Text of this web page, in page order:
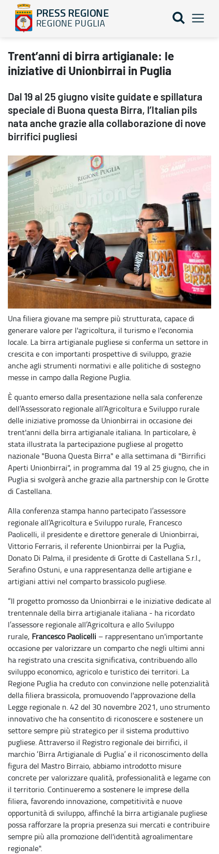
PRESS REGIONE
REGIONE PUGLIA
Trent’anni di birra artigianale: le iniziative di Unionbirrai in Puglia -
Trent’anni di birra artigianale: le
iniziative di Unionbirrai in Puglia
Dal 19 al 25 giugno visite guidate e spillatura
speciale di Buona questa Birra, l’Italian pils
nata anche grazie alla collaborazione di nove
birrifici pugliesi
Una filiera giovane ma sempre più strutturata, capace di
generare valore per l'agricoltura, il turismo e l'economia
locale. La birra artigianale pugliese si conferma un settore in
crescita e con importanti prospettive di sviluppo, grazie
anche agli strumenti normativi e alle politiche di sostegno
messe in campo dalla Regione Puglia.
È quanto emerso dalla presentazione nella sala conferenze
dell’Assessorato regionale all’Agricoltura e Sviluppo rurale
delle iniziative promosse da Unionbirrai in occasione dei
trent'anni della birra artigianale italiana. In particolare, è
stata illustrata la partecipazione pugliese al progetto
nazionale "Buona Questa Birra" e alla settimana di "Birrifici
Aperti Unionbirrai", in programma dal 19 al 25 giugno, che in
Puglia si svolgerà anche grazie alla partnership con le Grotte
di Castellana.
Alla conferenza stampa hanno partecipato l’assessore
regionale all’Agricoltura e Sviluppo rurale, Francesco
Paolicelli, il presidente e direttore generale di Unionbirrai,
Vittorio Ferraris, il referente Unionbirrai per la Puglia,
Donato Di Palma, il presidente di Grotte di Castellana S.r.l.,
Serafino Ostuni, e una rappresentanza delle artigiane e
artigiani attivi nel comparto brassicolo pugliese.
“Il progetto promosso da Unionbirrai e le iniziative dedicate al
trentennale della birra artigianale italiana - ha ricordato
l’assessore regionale all’Agricoltura e allo Sviluppo
rurale, Francesco Paolicelli – rappresentano un'importante
occasione per valorizzare un comparto che negli ultimi anni
ha registrato una crescita significativa, contribuendo allo
sviluppo economico, agricolo e turistico dei territori. La
Regione Puglia ha creduto con convinzione nelle potenzialità
della filiera brassicola, promuovendo l'approvazione della
Legge regionale n. 42 del 30 novembre 2021, uno strumento
innovativo che ha consentito di riconoscere e sostenere un
settore sempre più strategico per il sistema produttivo
pugliese. Attraverso il Registro regionale dei birrifici, il
marchio ‘Birra Artigianale di Puglia’ e il riconoscimento della
figura del Mastro Birraio, abbiamo introdotto misure
concrete per valorizzare qualità, professionalità e legame con
il territorio. Continueremo a sostenere le imprese della
filiera, favorendo innovazione, competitività e nuove
opportunità di sviluppo, affinché la birra artigianale pugliese
possa rafforzare la propria presenza sui mercati e contribuire
sempre più alla promozione dell'identità agroalimentare
regionale".